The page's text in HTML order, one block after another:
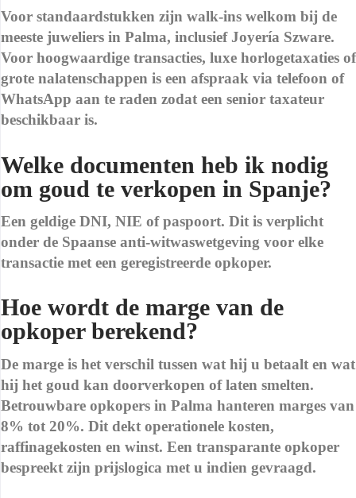
Voor standaardstukken zijn walk-ins welkom bij de
meeste juweliers in Palma, inclusief Joyería Szware.
Voor hoogwaardige transacties, luxe horlogetaxaties of
grote nalatenschappen is een afspraak via telefoon of
WhatsApp aan te raden zodat een senior taxateur
beschikbaar is.
Welke documenten heb ik nodig
om goud te verkopen in Spanje?
Een geldige DNI, NIE of paspoort. Dit is verplicht
onder de Spaanse anti-witwaswetgeving voor elke
transactie met een geregistreerde opkoper.
Hoe wordt de marge van de
opkoper berekend?
De marge is het verschil tussen wat hij u betaalt en wat
hij het goud kan doorverkopen of laten smelten.
Betrouwbare opkopers in Palma hanteren marges van
8% tot 20%. Dit dekt operationele kosten,
raffinagekosten en winst. Een transparante opkoper
bespreekt zijn prijslogica met u indien gevraagd.